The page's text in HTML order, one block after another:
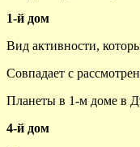
1-й дом
Вид активности,
Совпадает с
Планеты в 1-м доме в
4-й дом